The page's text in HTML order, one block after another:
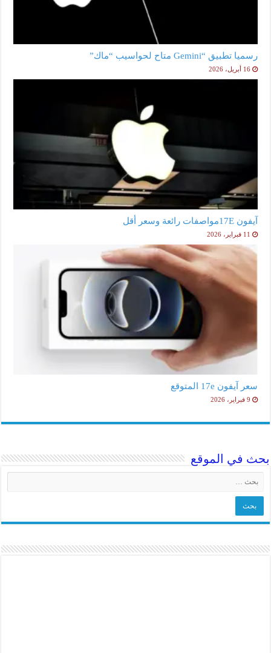
رسميا تطبيق “Gemini متاح لحواسيب “ماك”
16 أبريل، 2026
آيفون 17Eمواصفات رائعة وسعر أقل
11 فبراير، 2026
سعر آيفون 17e المتوقع
9 فبراير، 2026
بحث في الموقع